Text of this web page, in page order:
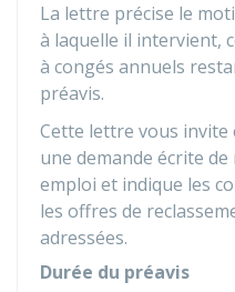
La lettre précise le
à laquelle il intervient,
à congés annuels
préavis.
Cette lettre vous
une demande écrite
emploi et indique les
les offres de
adressées.
Durée du préavis